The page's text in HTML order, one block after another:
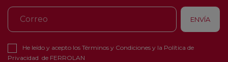
He leído y acepto los Términos y Condiciones y la Política de
Privacidad de FERROLAN